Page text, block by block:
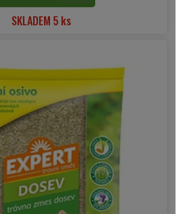
SKLADEM 5 ks